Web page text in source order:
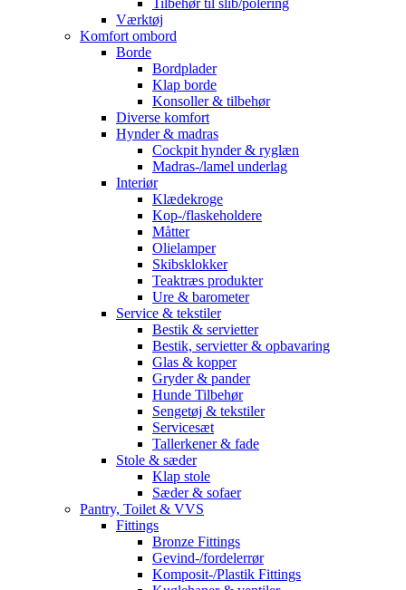
Tilbehør til slib/polering
Værktøj
Komfort ombord
Borde
Bordplader
Klap borde
Konsoller & tilbehør
Diverse komfort
Hynder & madras
Cockpit hynder & ryglæn
Madras-/lamel underlag
Interiør
Klædekroge
Kop-/flaskeholdere
Måtter
Olielamper
Skibsklokker
Teaktræs produkter
Ure & barometer
Service & tekstiler
Bestik & servietter
Bestik, servietter & opbavaring
Glas & kopper
Gryder & pander
Hunde Tilbehør
Sengetøj & tekstiler
Servicesæt
Tallerkener & fade
Stole & sæder
Klap stole
Sæder & sofaer
Pantry, Toilet & VVS
Fittings
Bronze Fittings
Gevind-/fordelerrør
Komposit-/Plastik Fittings